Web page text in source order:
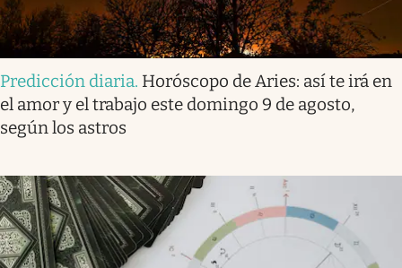
Predicción diaria. Horóscopo de Aries: así te irá en
el amor y el trabajo este domingo 9 de agosto,
según los astros